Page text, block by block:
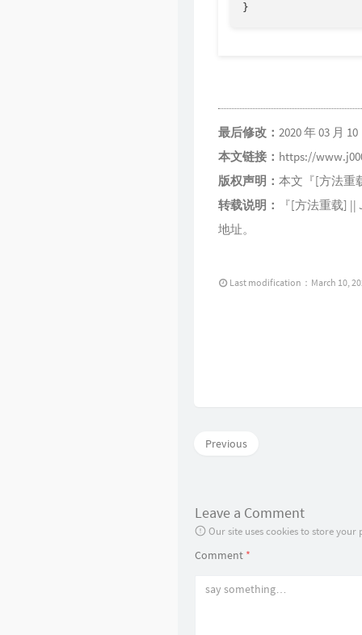
}
最后修改： 2020 年 03 月 10
本文链接： https://
版权声明： 本文『[方法重
转载说明：
『[方法重载] ||
地址。
Last modification：March 10,
Previous
Leave a Comment
Our site uses cookies to store
Comment *